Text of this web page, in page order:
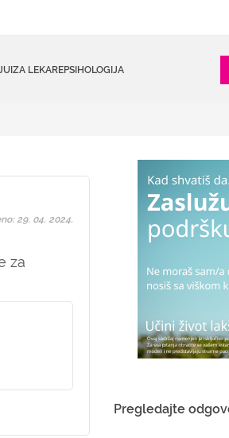
ZA LEKAREPSIHOLOGIJA
za
29. 04. 2024.
Pregledajte